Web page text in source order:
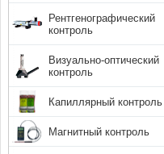
Рентгенографический
контроль
Визуально-оптический
контроль
Капиллярный контроль
Магнитный контроль